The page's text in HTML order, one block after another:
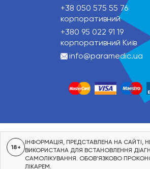
+38 050 575 55 76
корпоративний
+380 95 022 91 19
корпоративний Київ
info@paramedic.ua
18+
ІНФОРМАЦІЯ, ПРЕДСТАВЛЕНА НА САЙТІ,
ВИКОРИСТАНА ДЛЯ ВСТАНОВЛЕННЯ
САМОЛІКУВАННЯ. ОБОВ’ЯЗКОВО
ЛІКАРЕМ.